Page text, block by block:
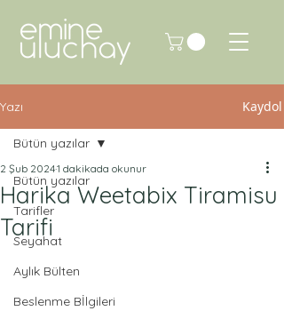
Yazı Kaydol
Bütün yazılar
Tarifler
Seyahat
Aylık Bülten
Beslenme Bİlgileri
Bütün yazılar
Harika Weetabix Tiramisu
Tarifi
2 Şub 20241 dakikada okunur